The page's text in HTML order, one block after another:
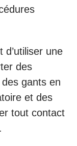
une
des
gants en
et des
tout contact